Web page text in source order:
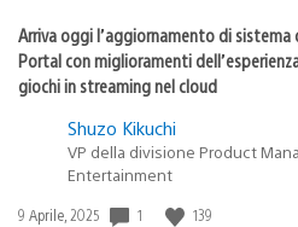
Arriva oggi l’aggiornamento di
Portal con miglioramenti
giochi in streaming nel cloud
Shuzo Kikuchi
VP della divisione Product
Entertainment
Data
9 Aprile, 2025 1 139